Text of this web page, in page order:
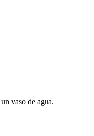
vaso de agua.